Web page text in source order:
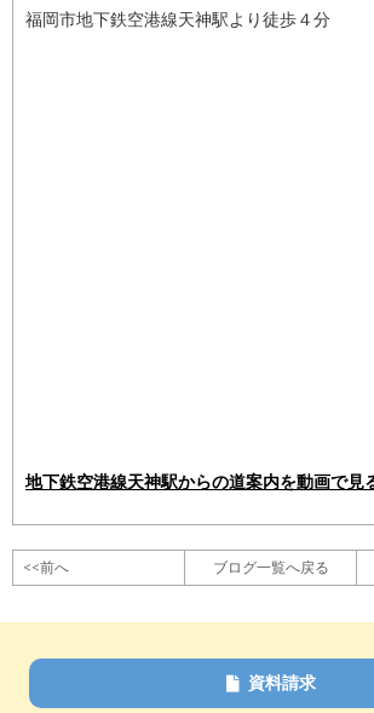
福岡市地下鉄空港線天神駅より徒歩４分
地下鉄空港線天神駅からの道案内を動画で見
<<前へ ブログ一覧へ戻る
資料請求